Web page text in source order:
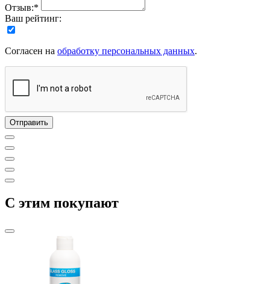
Отзыв:*
Ваш рейтинг:
Согласен на обработку персональных данных.
C этим покупают